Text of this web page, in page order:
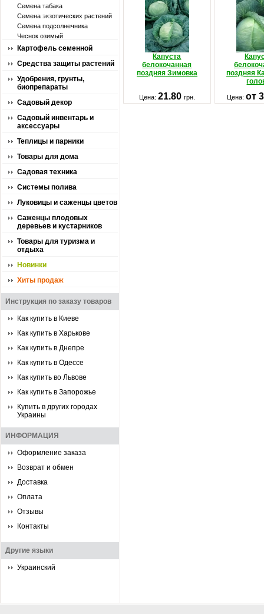
Семена табака
Семена экзотических растений
Семена подсолнечника
Чеснок озимый
Картофель семенной
Средства защиты растений
Удобрения, грунты,
биопрепараты
Садовый декор
Садовый инвентарь и
аксессуары
Теплицы и парники
Товары для дома
Садовая техника
Системы полива
Луковицы и саженцы цветов
Саженцы плодовых
деревьев и кустарников
Товары для туризма и
отдыха
Новинки
Хиты продаж
Инструкция по заказу товаров
Как купить в Киеве
Как купить в Харькове
Как купить в Днепре
Как купить в Одессе
Как купить во Львове
Как купить в Запорожье
Купить в других городах
Украины
ИНФОРМАЦИЯ
Оформление заказа
Возврат и обмен
Доставка
Оплата
Отзывы
Контакты
Другие языки
Украинский
Капуста
белокочанная
поздняя Зимовка
поздняя
Цена: 21.80 грн. Цена: от